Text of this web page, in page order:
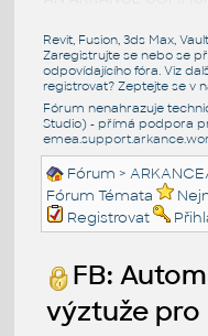
Revit, Fusion, 3ds Max,
Zaregistrujte se nebo se
odpovídajícího fóra. Viz
registrovat? Zeptejte se v
Fórum nenahrazuje
Studio) - přímá podpora
Fórum >
Fórum Témata
Registrovat
FB:
výztuže